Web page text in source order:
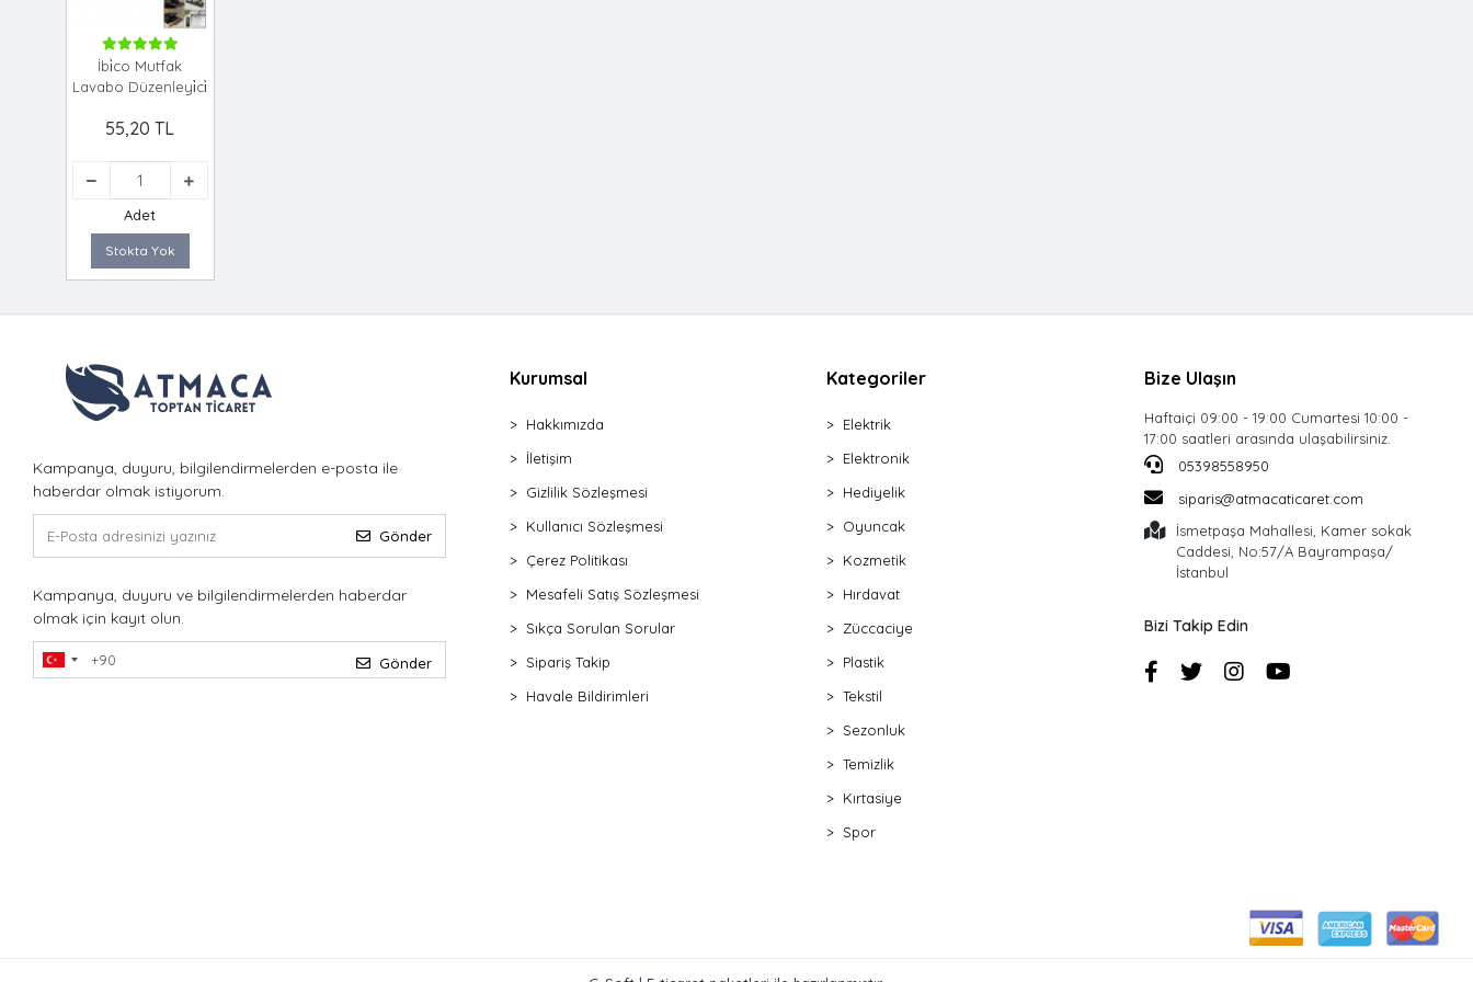
İbi̇co Mutfak
Lavabo Düzenleyi̇ci̇
55,20 TL
Adet
Stokta Yok
Kampanya, duyuru, bilgilendirmelerden e-posta ile
haberdar olmak istiyorum.
Gönder
Kampanya, duyuru ve bilgilendirmelerden haberdar
olmak için kayıt olun.
Gönder
Kurumsal
Hakkımızda
İletişim
Gizlilik Sözleşmesi
Kullanıcı Sözleşmesi
Çerez Politikası
Mesafeli Satış Sözleşmesi
Sıkça Sorulan Sorular
Sipariş Takip
Havale Bildirimleri
Kategoriler
Elektrik
Elektronik
Hediyelik
Oyuncak
Kozmetik
Hırdavat
Züccaciye
Plastik
Tekstil
Sezonluk
Temizlik
Kırtasiye
Spor
Bize Ulaşın
Haftaiçi 09:00 - 19:00 Cumartesi 10:00 -
17:00 saatleri arasında ulaşabilirsiniz.
05398558950
siparis@atmacaticaret.com
İsmetpaşa Mahallesi, Kamer sokak
Caddesi, No:57/A Bayrampaşa/
İstanbul
Bizi Takip Edin